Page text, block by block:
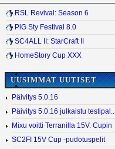
RSL Revival: Season 6
PiG Sty Festival 8.0
SC4ALL II: StarCraft II
HomeStory Cup XXX
UUSIMMAT UUTISET
Päivitys 5.0.16
Päivitys 5.0.16 julkaistu testipal..
Mixu voitti Terranilla 15V. Cupin
SC2FI 15V Cup -pudotuspelit